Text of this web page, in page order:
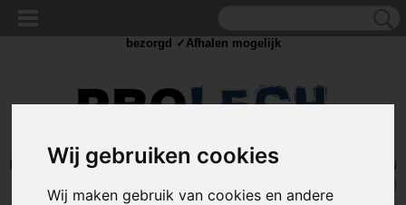
Wij gebruiken cookies
Wij maken gebruik van cookies en andere
Inloggen Registreren
UW WINKELWAGEN
(0)
bezorgd ✓Afhalen mogelijk